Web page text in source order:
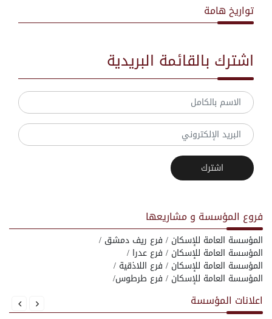
تواريخ هامة
اشترك بالقائمة البريدية
اشترك
فروع المؤسسة و مشاريعها
المؤسسة العامة للإسكان / فرع ريف دمشق /
المؤسسة العامة للإسكان / فرع عدرا /
المؤسسة العامة للإسكان / فرع اللاذقية /
المؤسسة العامة للإسكان / فرع طرطوس/
اعلانات المؤسسة